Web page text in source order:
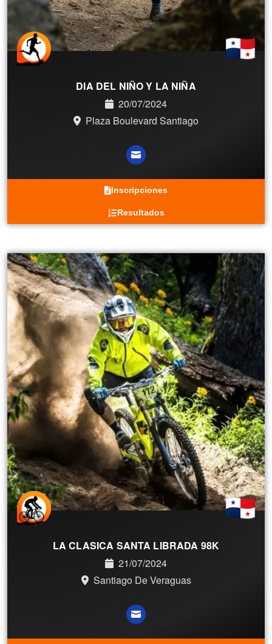
DIA DEL NIÑO Y LA NIÑA
20/07/2024
Plaza Boulevard Santiago
Inscripciones
Resultados
LA CLASICA SANTA LIBRADA 98K
21/07/2024
Santiago De Veraguas